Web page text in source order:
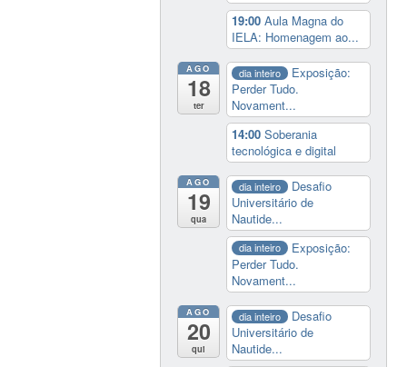
19:00Aula Magna do
IELA: Homenagem ao...
AGO
18
ter
dia inteiro
Exposição:
Perder Tudo.
Novament...
14:00Soberania
tecnológica e digital
AGO
19
qua
dia inteiro
Desafio
Universitário de
Nautide...
dia inteiro
Exposição:
Perder Tudo.
Novament...
AGO
20
qui
dia inteiro
Desafio
Universitário de
Nautide...